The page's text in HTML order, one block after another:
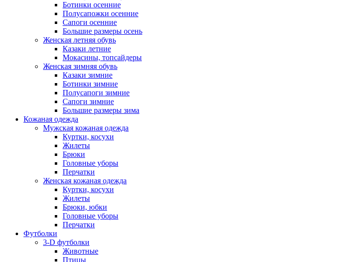
Ботинки осенние
Полусапожки осенние
Сапоги осенние
Большие размеры осень
Женская летняя обувь
Казаки летние
Мокасины, топсайдеры
Женская зимняя обувь
Казаки зимние
Ботинки зимние
Полусапоги зимние
Сапоги зимние
Большие размеры зима
Кожаная одежда
Мужская кожаная одежда
Куртки, косухи
Жилеты
Брюки
Головные уборы
Перчатки
Женская кожаная одежда
Куртки, косухи
Жилеты
Брюки, юбки
Головные уборы
Перчатки
Футболки
3-D футболки
Животные
Птицы